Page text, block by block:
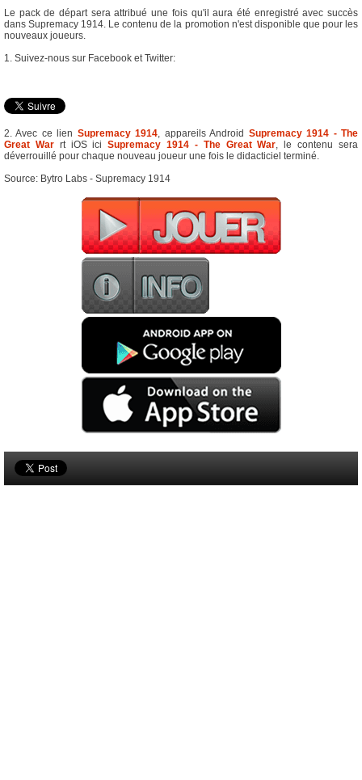
Le pack de départ sera attribué une fois qu'il aura été enregistré avec succès
dans Supremacy 1914. Le contenu de la promotion n'est disponible que pour les
nouveaux joueurs.
1. Suivez-nous sur Facebook et Twitter:
2. Avec ce lien Supremacy 1914 , appareils Android Supremacy 1914 - The
Great Warrt iOS iciSupremacy 1914 - The Great War , le contenu sera
déverrouillé pour chaque nouveau joueur une fois le didacticiel terminé.
Source: Bytro Labs - Supremacy 1914